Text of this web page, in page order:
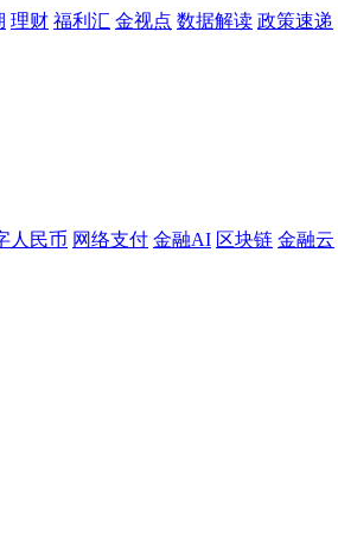
理财 福利汇 金视点 数据解读 政策速递
人民币 网络支付 金融AI 区块链 金融云